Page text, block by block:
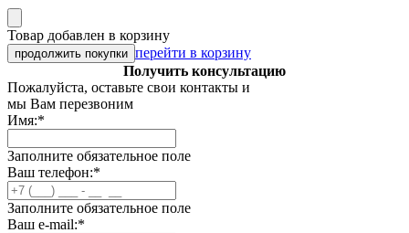
Товар добавлен в корзину
продолжить покупки перейти в корзину
Получить консультацию
Пожалуйста, оставьте свои контакты и
мы Вам перезвоним
Имя:*
Заполните обязательное поле
Ваш телефон:*
Заполните обязательное поле
Ваш e-mail:*